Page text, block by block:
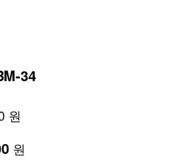
34
원
원